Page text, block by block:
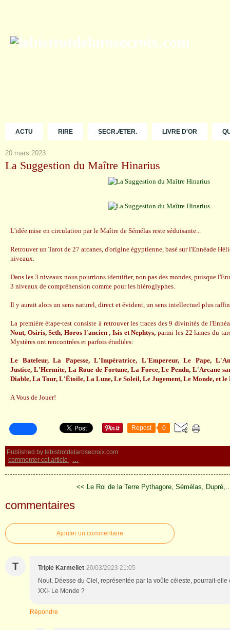
ACTU RIRE SECR.ÆTER. LIVRE D'OR
20 mars 2023
La Suggestion du Maître Hinarius
L'idée mise en circulation par le Maître de Sémélas reste séduisante...
Retrouver un Tarot de 27 arcanes, d'origine égyptienne, basé sur l'Ennéade
niveaux.
Dans les 3 niveaux nous pourrions identifier, non pas des mondes, puisque
3 niveaux de compréhension comme pour les hiéroglyphes.
Il y aurait alors un sens naturel, direct et évident, un sens intellectuel plus
La première étape-test consiste à retrouver les traces des 9 divinités de
Nout, Osiris, Seth, Horos l'ancien , Isis et Nephtys, parmi les 22 lames du
Mystères ont rencontrées et parfois étudiées:
Le Bateleur, La Papesse, L'Impératrice, L'Empereur, Le Pape,
Justice, L'Hermite, La Roue de Fortune, La Force, Le Pendu, L'Arcane
Diable, La Tour, L'Étoile, La Lune, Le Soleil, Le Jugement, Le Monde, et le
A Vous de Jouer!
Repost 0
Published by lebistrotdelarosecroix.com
commenter cet article
…
<< Le Roi de la Terre Pythagore, Sémélas,
commentaires
Ajouter un commentaire
T Triple Karmeliet 20/03/2023 21:05
Nout, Déesse du Ciel, représentée par la voûte céleste, pourrait-
XXI- Le Monde ?
Répondre